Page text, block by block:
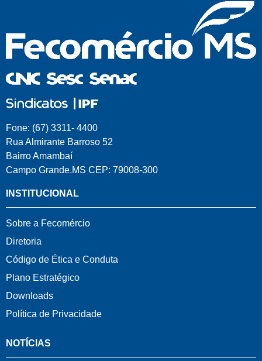
Fone: (67) 3311- 4400
Rua Almirante Barroso 52
Bairro Amambaí
Campo Grande.MS CEP: 79008-300
INSTITUCIONAL
Sobre a Fecomércio
Diretoria
Código de Ética e Conduta
Plano Estratégico
Downloads
Política de Privacidade
NOTÍCIAS